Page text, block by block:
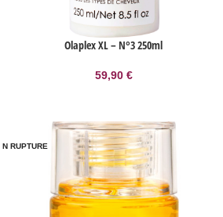
Olaplex XL – N°3 250ml
59,90 €
EN RUPTURE